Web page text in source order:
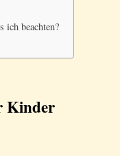
ich beachten?
Kinder